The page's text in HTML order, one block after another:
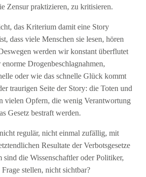
Zensur praktizieren, zu kritisieren.
das Kriterium damit eine Story
dass viele Menschen sie lesen, hören
werden wir konstant überflutet
Drogenbeschlagnahmen,
oder wie das schnelle Glück kommt
traurigen Seite der Story: die Toten und
vielen Opfern, die wenig Verantwortung
Gesetz bestraft werden.
regulär, nicht einmal zufällig, mit
Resultate der Verbotsgesetze
sind die Wissenschaftler oder Politiker,
stellen, nicht sichtbar?